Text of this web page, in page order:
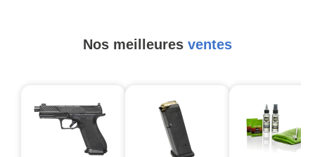
Nos meilleures ventes